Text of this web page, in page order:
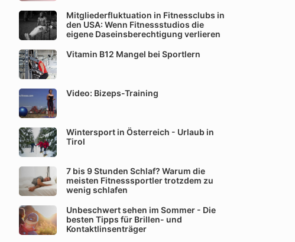
Mitgliederfluktuation in Fitnessclubs in
den USA: Wenn Fitnessstudios die
eigene Daseinsberechtigung verlieren
Vitamin B12 Mangel bei Sportlern
Video: Bizeps-Training
Wintersport in Österreich - Urlaub in
Tirol
7 bis 9 Stunden Schlaf? Warum die
meisten Fitnesssportler trotzdem zu
wenig schlafen
Unbeschwert sehen im Sommer - Die
besten Tipps für Brillen- und
Kontaktlinsenträger